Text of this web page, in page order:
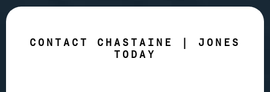
CONTACT CHASTAINE | JONES
TODAY